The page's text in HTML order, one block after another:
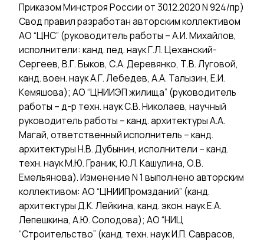
Приказом Минстроя России от 30.12.2020 N 924/пр)
Свод правил разработан авторским коллективом
АО “ЦНС” (руководитель работы – А.И. Михайлов,
исполнители: канд. пед. наук Г.Л. Цеханский-
Сергеев, В.Г. Быков, С.А. Деревянко, Т.В. Луговой,
канд. воен. наук А.Г. Лебедев, А.А. Талызин, Е.И.
Кемяшова); АО “ЦНИИЭП жилища” (руководитель
работы – д-р техн. наук С.В. Николаев, научный
руководитель работы – канд. архитектуры А.А.
Магай, ответственный исполнитель – канд.
архитектуры Н.В. Дубынин, исполнители – канд.
техн. наук М.Ю. Граник, Ю.Л. Кашулина, О.В.
Емельянова). Изменение N 1 выполнено авторским
коллективом: АО “ЦНИИПромзданий” (канд.
архитектуры Д.К. Лейкина, канд. экон. наук Е.А.
Лепешкина, А.Ю. Солодова); АО “НИЦ
“Строительство” (канд. техн. наук И.П. Саврасов,